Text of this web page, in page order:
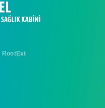
RootExt